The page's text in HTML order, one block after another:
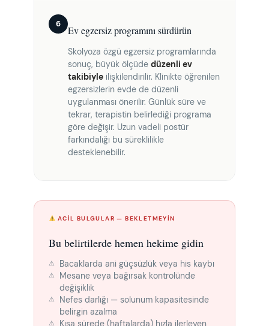
6
Ev egzersiz programını sürdürün
Skolyoza özgü egzersiz programlarında
sonuç, büyük ölçüde düzenli ev
takibiyle ilişkilendirilir. Klinikte öğrenilen
egzersizlerin evde de düzenli
uygulanması önerilir. Günlük süre ve
tekrar, terapistin belirlediği programa
göre değişir. Uzun vadeli postür
farkındalığı bu süreklilikle
desteklenebilir.
ACIL BULGULAR — BEKLETMEYIN
Bu belirtilerde hemen hekime gidin
Bacaklarda ani güçsüzlük veya his kaybı
Mesane veya bağırsak kontrolünde
değişiklik
Nefes darlığı — solunum kapasitesinde
belirgin azalma
Kısa sürede (haftalarda) hızla ilerleyen